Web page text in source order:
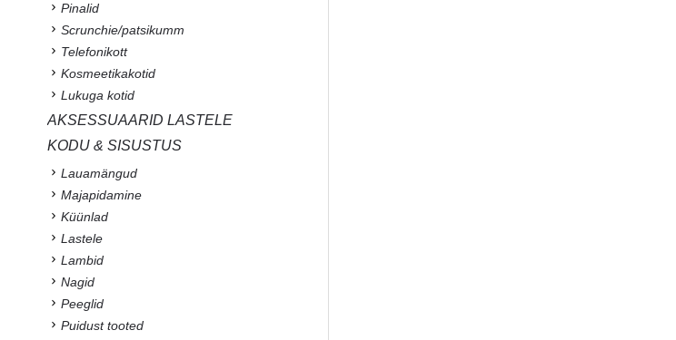
Pinalid
Scrunchie/patsikumm
Telefonikott
Kosmeetikakotid
Lukuga kotid
AKSESSUAARID LASTELE
KODU & SISUSTUS
Lauamängud
Majapidamine
Küünlad
Lastele
Lambid
Nagid
Peeglid
Puidust tooted